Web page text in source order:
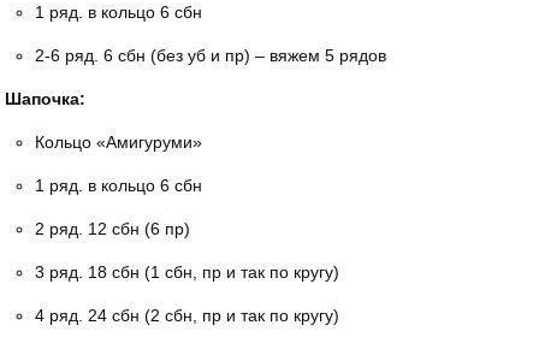
1 ряд. в кольцо 6 сбн
2-6 ряд. 6 сбн (без уб и пр) – вяжем 5 рядов
Шапочка:
Кольцо «Амигуруми»
1 ряд. в кольцо 6 сбн
2 ряд. 12 сбн (6 пр)
3 ряд. 18 сбн (1 сбн, пр и так по кругу)
4 ряд. 24 сбн (2 сбн, пр и так по кругу)